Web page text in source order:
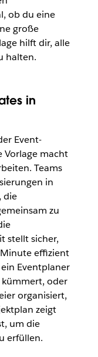
ob du eine
große
hilft dir, alle
halten.
in
Event-
Vorlage macht
Teams
in
die
zu
stellt sicher,
effizient
Eventplaner
oder
organisiert,
zeigt
um die
erfüllen.